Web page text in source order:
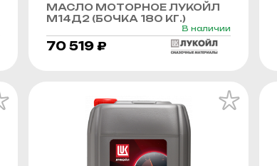
МАСЛО МОТОРНОЕ ЛУКОЙЛ
М14Д2 (БОЧКА 180 КГ.)
В наличии
70 519 ₽